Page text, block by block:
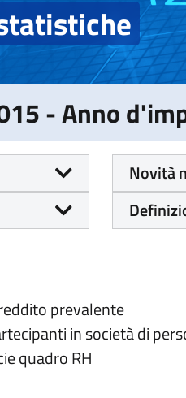
- Anno
Novità
prevalente
in società di
quadro RH